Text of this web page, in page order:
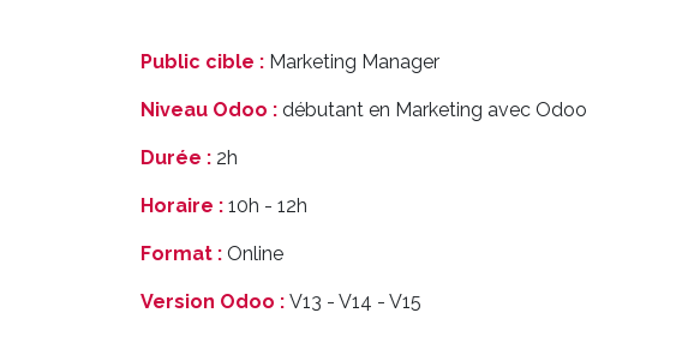
Public cible : Marketing Manager
Niveau Odoo : débutant en Marketing avec Odoo
Durée : 2h
Horaire : 10h - 12h
Format : Online
Version Odoo : V13 - V14 - V15